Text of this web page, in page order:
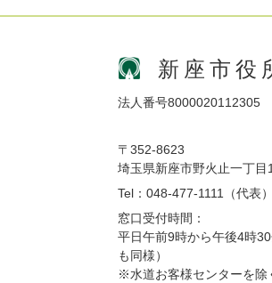
新座市役
法人番号8000020112305
〒352-8623
埼玉県新座市野火止一丁目
Tel：048-477-1111（代表）
窓口受付時間：
平日午前9時から午後4時
も同様）
※水道お客様センターを除